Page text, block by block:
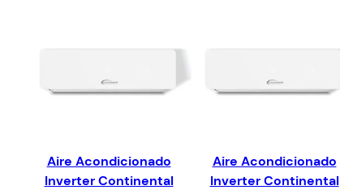
Aire Acondicionado
Inverter Continental
Aire Acondicionado
Inverter Continental